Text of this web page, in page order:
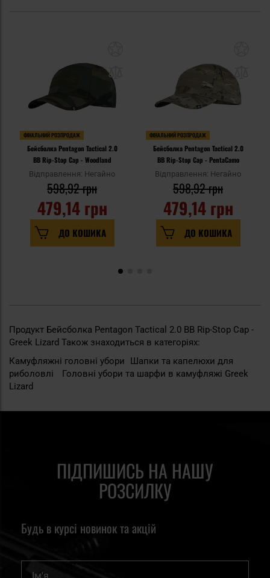
ФІНАЛЬНИЙ РОЗПРОДАЖ
Бейсболка Pentagon Tactical 2.0
BB Rip-Stop Cap - Woodland
Відправлення: Негайно
479,14 грн
598,92 грн
ДО КОШИКА
ФІНАЛЬНИЙ РОЗПРОДАЖ
Бейсболка Pentagon Tactical 2.0
BB Rip-Stop Cap - PentaCamo
Відправлення: Негайно
479,14 грн
598,92 грн
ДО КОШИКА
Продукт Бейсболка Pentagon Tactical 2.0 BB Rip-Stop Cap -
Greek Lizard Також знаходиться в категоріях:
Камуфляжні головні убори
Шапки та капелюхи для
риболовлі
Головні убори та шарфи в камуфляжі Greek
Lizard
ПІДПИШИСЬ НА НАШУ
РОЗСИЛКУ
Будь в курсі новинок та акцій